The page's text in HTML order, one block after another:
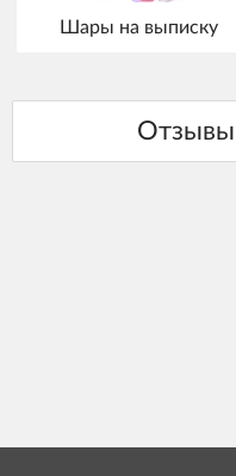
Шары на выписку